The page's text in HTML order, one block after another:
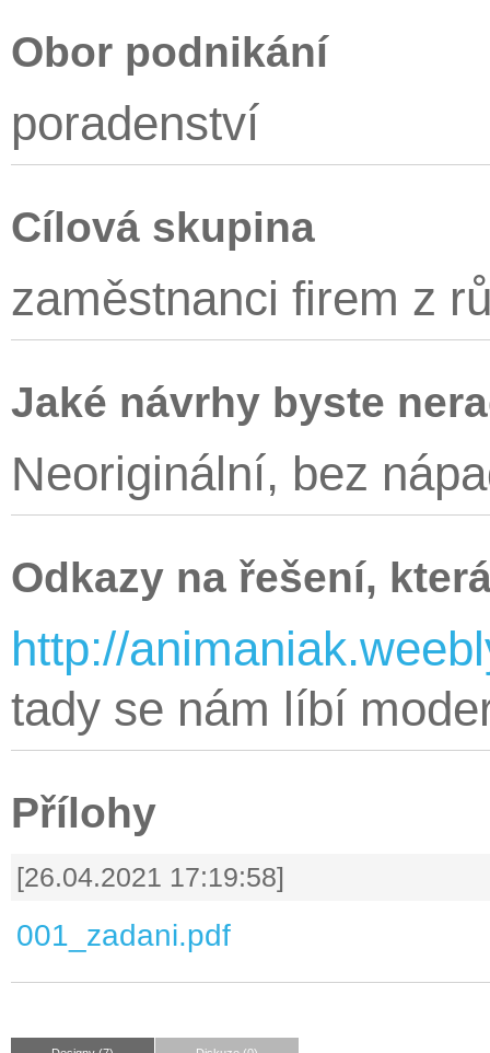
Obor podnikání
poradenství
Cílová skupina
zaměstnanci firem z
Jaké návrhy byste
Neoriginální, bez
Odkazy na řešení,
http://
tady se nám líbí
Přílohy
[26.04.2021 17:19:58]
001_zadani.pdf